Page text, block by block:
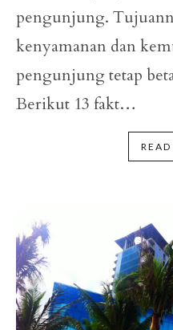
pengunjung.
kenyamanan dan
pengunjung tetap
Berikut 13 fakt…